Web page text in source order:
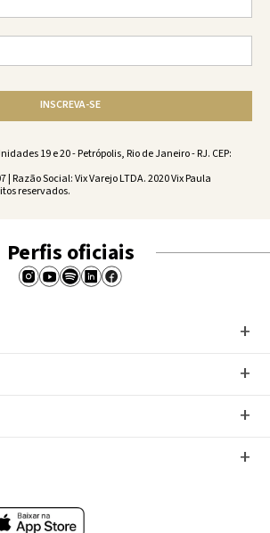
INSCREVA-SE
19 e 20 - Petrópolis, Rio de Janeiro - RJ. CEP:
| Razão Social: Vix Varejo LTDA. 2020 Vix Paula
reservados.
Perfis oficiais
+
+
+
+